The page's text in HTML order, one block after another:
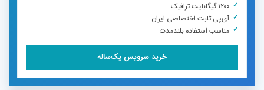
۱۲۰۰ گیگابایت ترافیک
آی‌پی ثابت اختصاصی ایران
مناسب استفاده بلندمدت
خرید سرویس یک‌ساله